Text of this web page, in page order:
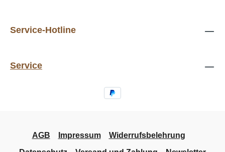
Service-Hotline
Service
AGB Impressum
Widerrufsbelehrung